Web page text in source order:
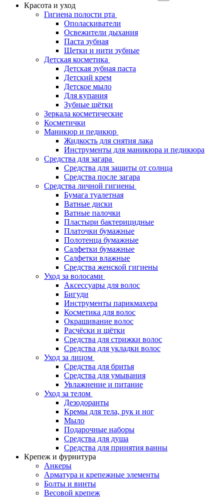
Красота и уход
Гигиена полости рта
Ополаскиватели
Освежители дыхания
Паста зубная
Щетки и нити зубные
Детская косметика
Детская зубная паста
Детский крем
Детское мыло
Для купания
Зубные щётки
Зеркала косметические
Косметички
Маникюр и педикюр
Жидкость для снятия лака
Инструменты для маникюра и педикюра
Средства для загара
Средства для защиты от солнца
Средства после загара
Средства личной гигиены
Бумага туалетная
Ватные диски
Ватные палочки
Пластыри бактерицидные
Платочки бумажные
Полотенца бумажные
Салфетки бумажные
Салфетки влажные
Средства женской гигиены
Уход за волосами
Аксессуары для волос
Бигуди
Инструменты парикмахера
Косметика для волос
Окрашивание волос
Расчёски и щётки
Средства для стрижки волос
Средства для укладки волос
Уход за лицом
Средства для бритья
Средства для умывания
Увлажнение и питание
Уход за телом
Дезодоранты
Кремы для тела, рук и ног
Мыло
Подарочные наборы
Средства для душа
Средства для принятия ванны
Крепеж и фурнитура
Анкеры
Арматура и крепежные элементы
Болты и винты
Весовой крепеж